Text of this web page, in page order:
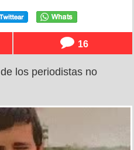
16
los periodistas no